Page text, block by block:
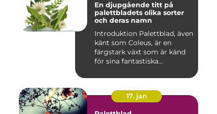
En djupgående titt på
palettbladets olika sorter
och deras namn
Introduktion Palettblad, även
känt som Coleus, är en
färgstark växt som är känd
för sina fantastiska...
17. jan